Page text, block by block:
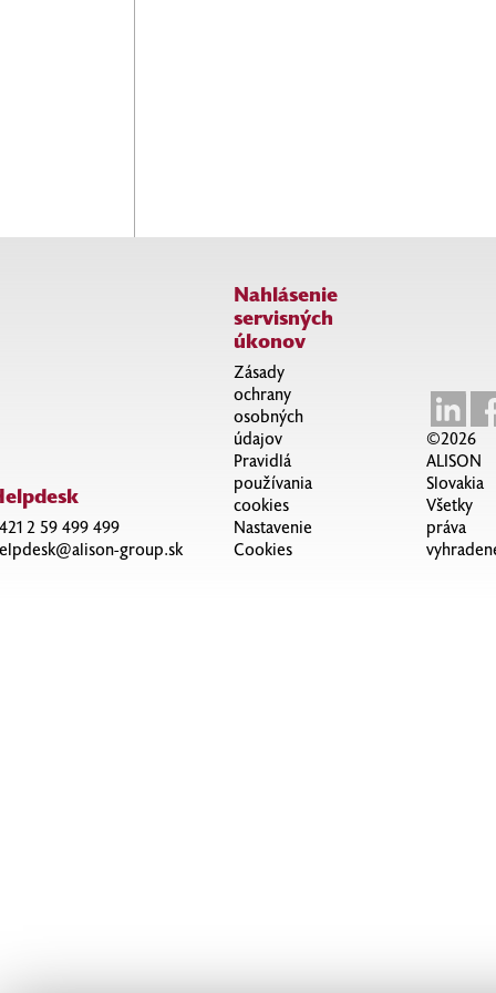
pracovať
2 59 499 499
group.sk
Nahlásenie
servisných
úkonov
Zásady
ochrany
osobných
údajov
Pravidlá
používania
cookies
Nastavenie
Cookies
©2026
ALISON
Slovakia
Všetky
práva